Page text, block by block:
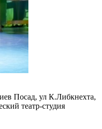
Посад, ул К.Либкнехта,
театр-студия